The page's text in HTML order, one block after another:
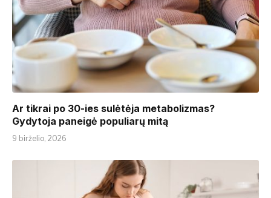
Ar tikrai po 30-ies sulėtėja metabolizmas?
Gydytoja paneigė populiarų mitą
9 birželio, 2026